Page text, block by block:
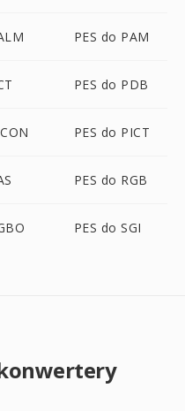
PES do PAM
PES do PDB
PES do PICT
PES do RGB
PES do SGI